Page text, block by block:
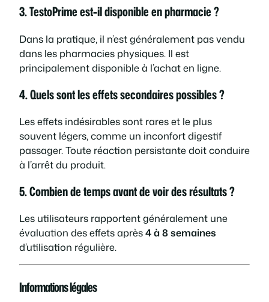
3. TestoPrime est-il disponible en pharmacie ?
Dans la pratique, il n’est généralement pas vendu
dans les pharmacies physiques. Il est
principalement disponible à l’achat en ligne.
4. Quels sont les effets secondaires possibles ?
Les effets indésirables sont rares et le plus
souvent légers, comme un inconfort digestif
passager. Toute réaction persistante doit conduire
à l’arrêt du produit.
5. Combien de temps avant de voir des résultats ?
Les utilisateurs rapportent généralement une
évaluation des effets après4 à 8 semaines
d’utilisation régulière.
Informations légales